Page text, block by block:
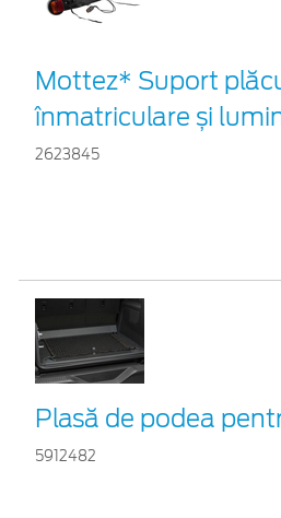
Mottez* Suport
înmatriculare și
2623845
Plasă de podea
5912482